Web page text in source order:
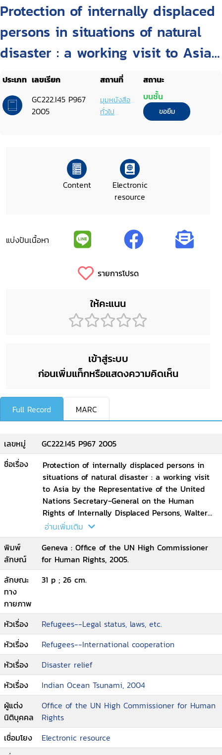
Protection of internally displaced
persons in situations of natural
disaster : a working visit to Asia
by the Representative of the
United Nations Secretary-General
on the Human Rights of Internally
27 February to 5 March 2005
ประเภท เลขเรียก สถานที่
สถานะ
GC222.I45 P967
2005
มุมหนังสือ
ทั่วไป
บนชั้น
ขอยืม
Content
Electronic
resource
แบ่งปันเนื้อหา
รายการโปรด
ให้คะแนน
เข้าสู่ระบบ
ก่อนเพิ่มแท็กหรือแสดงความคิดเห็น
Full Record MARC
เลขหมู่
GC222.I45 P967 2005
ชื่อเรื่อง
Protection of internally displaced persons in
situations of natural disaster : a working visit
to Asia by the Representative of the United
Nations Secretary-General on the Human
Rights of Internally Displaced Persons, Walter
Kalin, 27 February to 5 March 2005 / Office of
the High Commissioner for Human Rights
อ่านเพิ่มเติม
พิมพ์
ลักษณ์
Geneva : Office of the UN High Commissioner
for Human Rights, 2005.
ลักษณะ
ทาง
กายภาพ
31 p ; 26 cm.
หัวเรื่อง
Refugees--Legal status, laws, etc.
หัวเรื่อง
Refugees--International cooperation
หัวเรื่อง
Disaster relief
หัวเรื่อง
Indian Ocean Tsunami, 2004
ผู้แต่ง
นิติบุคคล
Office of the UN High Commissioner for Human
Rights
เชื่อมโยง
Electronic resource